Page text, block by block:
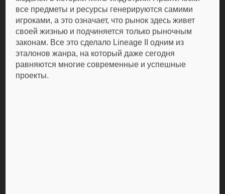
все предметы и ресурсы генерируются самими
игроками, а это означает, что рынок здесь живет
своей жизнью и подчиняется только рыночным
законам. Все это сделало Lineage II одним из
эталонов жанра, на который даже сегодня
равняются многие современные и успешные
проекты.